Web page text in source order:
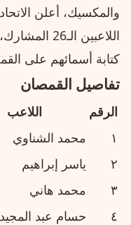
والمكسيك، أعلن
اللاعبين
كتابة أسمائهم على
تفاصيل القمصان
الرقم
اللاعب
١
محمد الشناوي
٢
ياسر إبراهيم
٣
محمد هاني
٤
حسام عبد المجيد